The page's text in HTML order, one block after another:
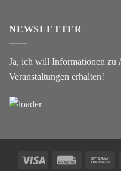
NEWSLETTER
Ja, ich will Informationen zu
Veranstaltungen erhalten!
Visa Rechung